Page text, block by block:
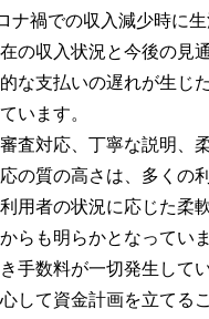
ナ禍での収入減少時に
の収入状況と今後の見
な支払いの遅れが生じ
います。
査対応、丁寧な説明、
の質の高さは、多くの
用者の状況に応じた柔
らも明らかとなっていま
手数料が一切発生して
して資金計画を立てる